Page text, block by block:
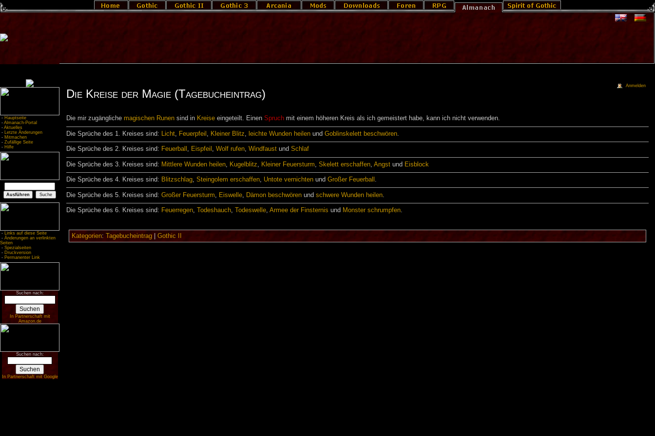
- Hauptseite
- Almanach-Portal
- Aktuelles
- Letzte Änderungen
- Mitmachen
- Zufällige Seite
- Hilfe
- Links auf diese Seite
- Änderungen an verlinkten
Seiten
- Spezialseiten
- Druckversion
- Permanenter Link
Suchen nach:
In Partnerschaft mit
Amazon.de
Suchen nach:
In Partnerschaft mit Google
Die Kreise der Magie (Tagebucheintrag)
Die mir zugängliche magischen Runensind in Kreiseeingeteilt. Einen Spruchmit einem höheren Kreis als ich gemeistert habe, kann ich nicht verwenden.
Die Sprüche des 1. Kreises sind: Licht, Feuerpfeil , Kleiner Blitz, leichte Wunden heilenund Goblinskelett beschwören.
Die Sprüche des 2. Kreises sind: Feuerball , Eispfeil , Wolf rufen, Windfaustund Schlaf
Die Sprüche des 3. Kreises sind: Mittlere Wunden heilen, Kugelblitz Kleiner Feuersturm Skelett erschaffen, Angstund Eisblock
Die Sprüche des 4. Kreises sind: Blitzschlag, Steingolem erschaffen, Untote vernichtenund Großer Feuerball .
Die Sprüche des 5. Kreises sind: Großer Feuersturm Eiswelle, Dämon beschwörenund schwere Wunden heilen.
Die Sprüche des 6. Kreises sind: Feuerregen, Todeshauch, Todeswelle, Armee der Finsternis und Monster schrumpfen.
Kategorien: Tagebucheintrag| Gothic II
Anmelden